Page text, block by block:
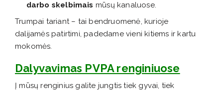
darbo skelbimais mūsų kanaluose.
Trumpai tariant – tai bendruomenė, kurioje
dalijamės patirtimi, padedame vieni kitiems ir kartu
mokomės.
Dalyvavimas PVPA renginiuose
Į mūsų renginius galite jungtis tiek gyvai, tiek